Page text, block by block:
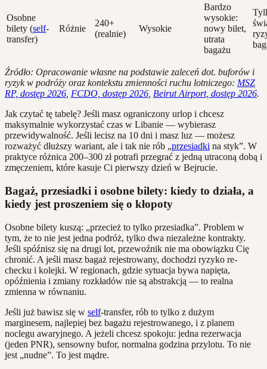
Osobne
bilety (self-
transfer)
Różnie
240+
(realnie)
Wysokie
Bardzo
wysokie:
nowy bilet,
utrata
bagażu
Źródło: Opracowanie własne na podstawie zaleceń dot. buforów i
ryzyk w podróży oraz kontekstu zmienności ruchu lotniczego: MSZ
RP, dostęp 2026 FCDO, dostęp 2026 Beirut Airport, dostęp 2026.
Jak czytać tę tabelę? Jeśli masz ograniczony urlop i chcesz
maksymalnie wykorzystać czas w Libanie — wybierasz
przewidywalność. Jeśli lecisz na 10 dni i masz luz — możesz
rozważyć dłuższy wariant, ale i tak nie rób „przesiadki na styk”. W
praktyce różnica 200–300 zł potrafi przegrać z jedną utraconą dobą i
zmęczeniem, które kasuje Ci pierwszy dzień w Bejrucie.
Bagaż, przesiadki i osobne bilety: kiedy to działa, a
kiedy jest proszeniem się o kłopoty
Osobne bilety kuszą: „przecież to tylko przesiadka”. Problem w
tym, że to nie jest jedna podróż, tylko dwa niezależne kontrakty.
Jeśli spóźnisz się na drugi lot, przewoźnik nie ma obowiązku Cię
chronić. A jeśli masz bagaż rejestrowany, dochodzi ryzyko re-
checku i kolejki. W regionach, gdzie sytuacja bywa napięta,
opóźnienia i zmiany rozkładów nie są abstrakcją — to realna
zmienna w równaniu.
Jeśli już bawisz się w self-transfer, rób to tylko z dużym
marginesem, najlepiej bez bagażu rejestrowanego, i z planem
noclegu awaryjnego. A jeżeli chcesz spokoju: jedna rezerwacja
(jeden PNR), sensowny bufor, normalna godzina przylotu. To nie
jest „nudne”. To jest mądre.